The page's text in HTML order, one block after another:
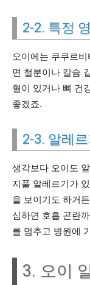
2-2. 특정
오이에는 쿠쿠르
면 철분이나 칼슘
혈이 있거나 뼈 건
좋겠죠.
2-3. 알레
생각보다 오이도
지풀 알레르기가
을 보이기도 하거
심하면 호흡 곤란
를 멈추고 병원에
3. 오이